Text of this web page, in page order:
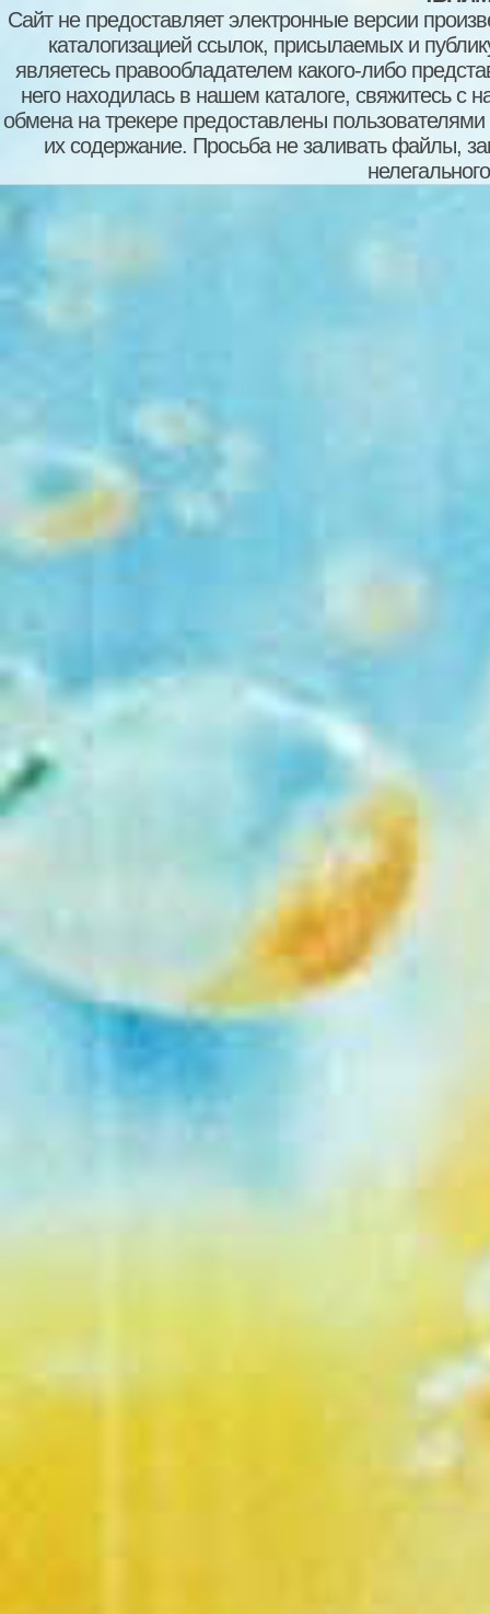
Сайт не предоставляет электронные версии
каталогизацией ссылок, присылаемых и
являетесь правообладателем какого-либо
него находилась в нашем каталоге, свяжитесь
обмена на трекере предоставлены пользователями
их содержание. Просьба не заливать файлы,